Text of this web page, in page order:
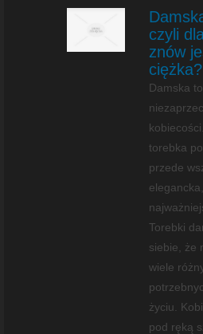
czyli
znów
ciężka?
Damska
torebka
przede
Torebki
siebie, że
wiele
życiu.
pod ręką